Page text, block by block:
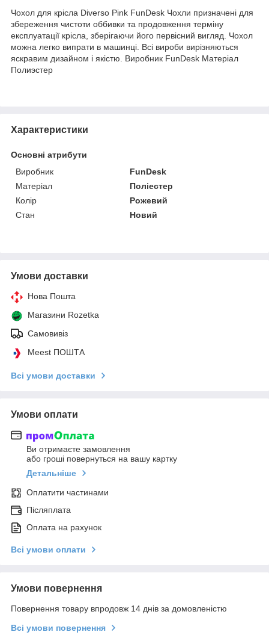
Чохол для крісла Diverso Pink FunDesk Чохли призначені для
збереження чистоти оббивки та продовження терміну
експлуатації крісла, зберігаючи його первісний вигляд. Чохол
можна легко випрати в машинці. Всі вироби вирізняються
яскравим дизайном і якістю. Виробник FunDesk Матеріал
Полиэстер
Характеристики
Основні атрибути
Виробник
FunDesk
Матеріал
Поліестер
Колір
Рожевий
Стан
Новий
Умови доставки
Нова Пошта
Магазини Rozetka
Самовивіз
Meest ПОШТА
Всі умови доставки
Умови оплати
Ви отримаєте замовлення
або гроші повернуться на вашу картку
Детальніше
Оплатити частинами
Післяплата
Оплата на рахунок
Всі умови оплати
Умови повернення
Повернення товару впродовж 14 днів за домовленістю
Всі умови повернення